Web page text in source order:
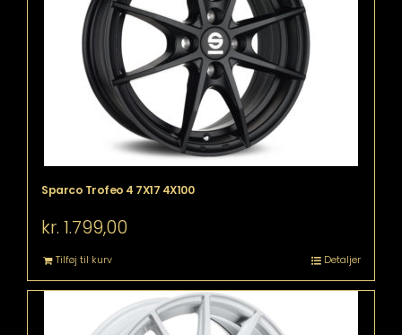
Sparco Trofeo 4 7X17 4X100
kr. 1.799,00
Tilføj til kurv Detaljer